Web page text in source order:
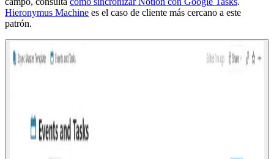
Hieronymus Machine es el caso de cliente más cercano a este
patrón.